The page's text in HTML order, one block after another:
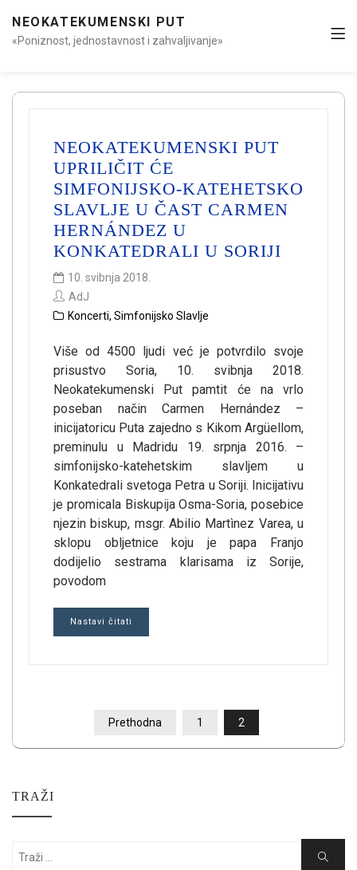
NEOKATEKUMENSKI PUT
«Poniznost, jednostavnost i zahvaljivanje»
NEOKATEKUMENSKI PUT
UPRILIČIT ĆE
SIMFONIJSKO-KATEHETSKO
SLAVLJE U ČAST CARMEN
HERNÁNDEZ U
KONKATEDRALI U SORIJI
10. svibnja 2018.
AdJ
Koncerti, Simfonijsko Slavlje
Više od 4500 ljudi već je potvrdilo svoje
prisustvo Soria, 10. svibnja 2018.
Neokatekumenski Put pamtit će na vrlo
poseban način Carmen Hernández –
inicijatoricu Puta zajedno s Kikom Argüellom,
preminulu u Madridu 19. srpnja 2016. –
simfonijsko-katehetskim slavljem u
Konkatedrali svetoga Petra u Soriji. Inicijativu
je promicala Biskupija Osma-Soria, posebice
njezin biskup, msgr. Abilio Martìnez Varea, u
sklopu obljetnice koju je papa Franjo
dodijelio sestrama klarisama iz Sorije,
povodom
Nastavi čitati
STRANICA
Prethodna 1 2
TRAŽI
Search
Search